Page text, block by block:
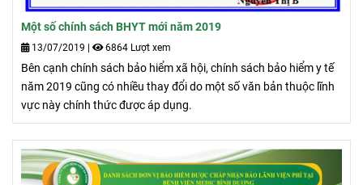
Một số chính sách BHYT mới năm 2019
13/07/2019 | 6864 Lượt xem
Bên cạnh chính sách bảo hiểm xã hội, chính sách bảo hiểm y tế
năm 2019 cũng có nhiều thay đổi do một số văn bản thuộc lĩnh
vực này chính thức được áp dụng.